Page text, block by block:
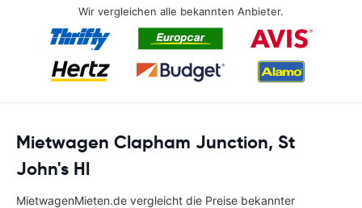
Wir vergleichen alle bekannten Anbieter.
Mietwagen Clapham Junction, St
John's Hl
MietwagenMieten.de vergleicht die Preise bekannter